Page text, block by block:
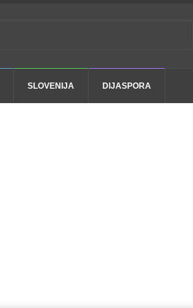
SLOVENIJA DIJASPORA